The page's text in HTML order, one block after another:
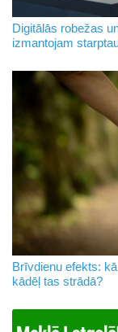
Digitālās robežas
izmantojam
Brīvdienu efekts:
kādēļ tas strādā?